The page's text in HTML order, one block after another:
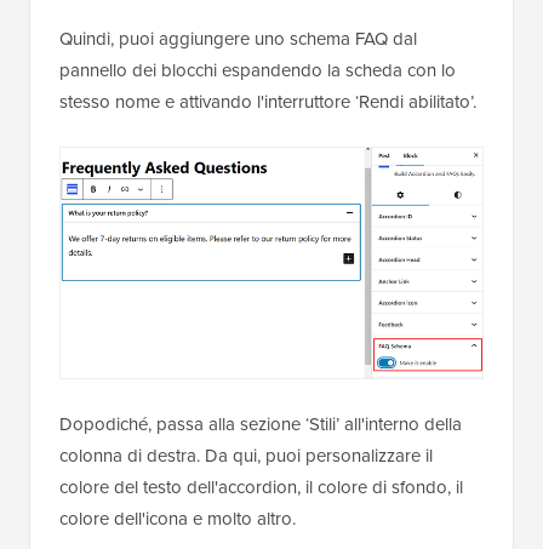
Quindi, puoi aggiungere uno schema FAQ dal
pannello dei blocchi espandendo la scheda con lo
stesso nome e attivando l'interruttore ‘Rendi abilitato’.
Dopodiché, passa alla sezione ‘Stili’ all'interno della
colonna di destra. Da qui, puoi personalizzare il
colore del testo dell'accordion, il colore di sfondo, il
colore dell'icona e molto altro.